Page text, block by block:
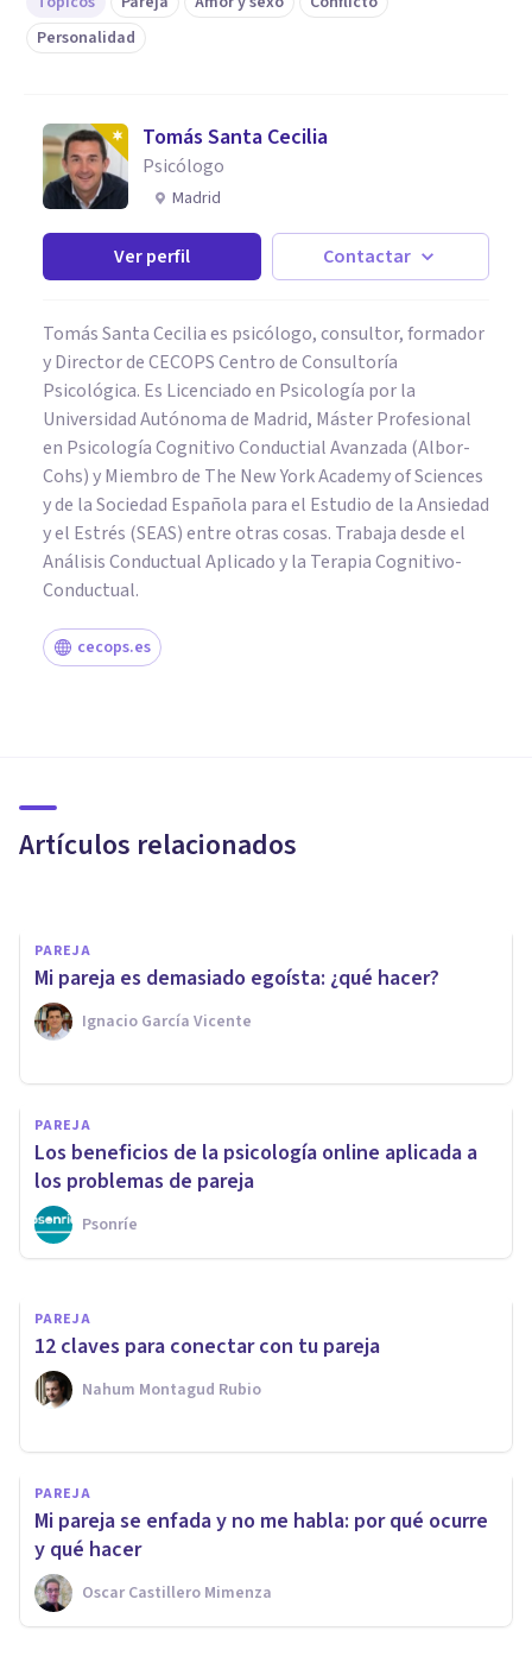
Personalidad
Tomás Santa Cecilia
Psicólogo
Madrid
Ver perfil Contactar
Tomás Santa Cecilia es psicólogo, consultor, formador
y Director de CECOPS Centro de Consultoría
Psicológica. Es Licenciado en Psicología por la
Universidad Autónoma de Madrid, Máster Profesional
en Psicología Cognitivo Conductial Avanzada (Albor-
Cohs) y Miembro de The New York Academy of Sciences
y de la Sociedad Española para el Estudio de la Ansiedad
y el Estrés (SEAS) entre otras cosas. Trabaja desde el
Análisis Conductual Aplicado y la Terapia Cognitivo-
Conductual.
cecops.es
Artículos relacionados
pareja
PAREJA
Mi pareja es demasiado egoísta: ¿qué hacer?
Ignacio García Vicente
PAREJA
Los beneficios de la psicología online aplicada a
los problemas de pareja
Psonríe
Relaciones de pareja
disfuncionales: 10 señales de
alerta
El Prado Psicólogos
PAREJA
12 claves para conectar con tu pareja
Nahum Montagud Rubio
PAREJA
Mi pareja se enfada y no me habla: por qué ocurre
y qué hacer
Oscar Castillero Mimenza